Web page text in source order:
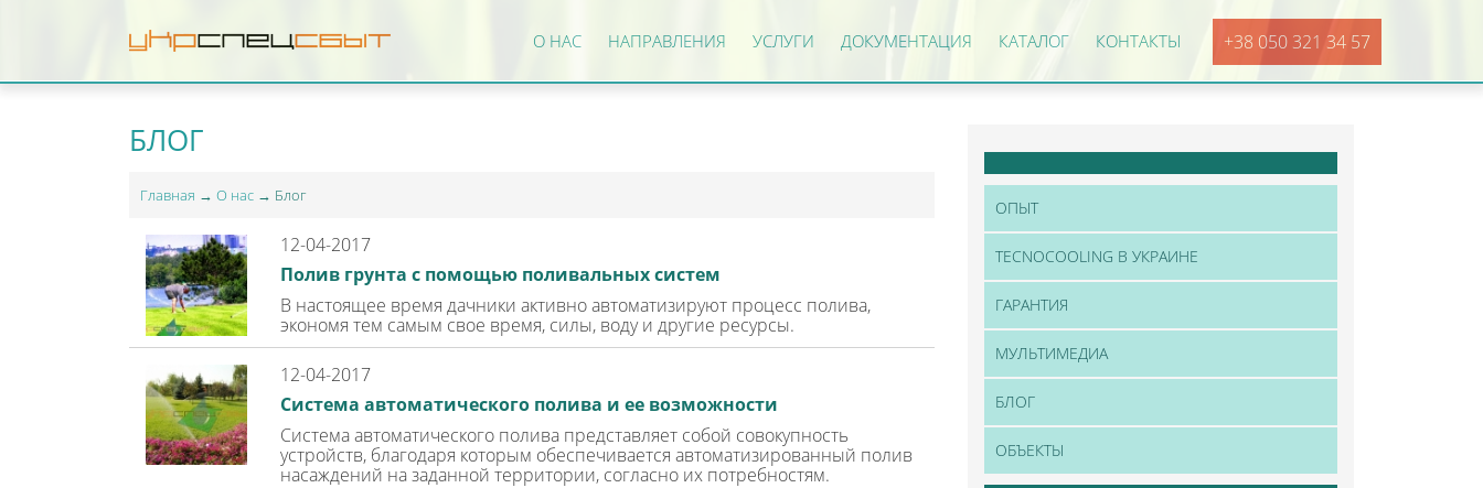
О НАС НАПРАВЛЕНИЯ УСЛУГИ ДОКУМЕНТАЦИЯ КАТАЛОГ КОНТАКТЫ +38 050 321 34 57
БЛОГ
Главная → О нас → Блог
12-04-2017
Полив грунта с помощью поливальных систем
В настоящее время дачники активно автоматизируют процесс полива,
экономя тем самым свое время, силы, воду и другие ресурсы.
12-04-2017
Система автоматического полива и ее возможности
Система автоматического полива представляет собой совокупность
устройств, благодаря которым обеспечивается автоматизированный полив
насаждений на заданной территории, согласно их потребностям.
ОПЫТ
TECNOCOOLING В УКРАИНЕ
ГАРАНТИЯ
МУЛЬТИМЕДИА
БЛОГ
ОБЪЕКТЫ